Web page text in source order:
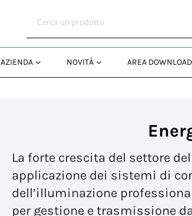
AZIENDA NOVITÀ AREA DOWNLOAD
La forte crescita del settore
applicazione dei sistemi di
dell’illuminazione
per gestione e trasmissione